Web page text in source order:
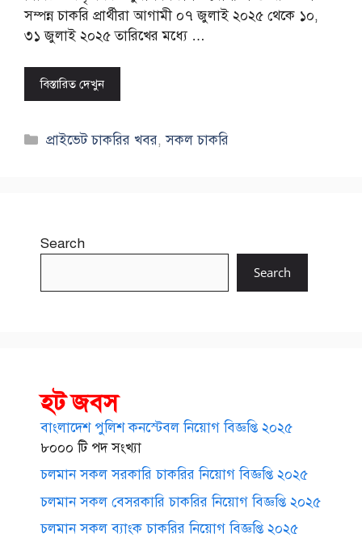
সম্পন্ন চাকরি প্রার্থীরা আগামী ০৭ জুলাই ২০২৫ থেকে ১০,
৩১ জুলাই ২০২৫ তারিখের মধ্যে …
বিস্তারিত দেখুন
Categories
প্রাইভেট চাকরির খবর,সকল চাকরি
Search
Search
হট জবস
বাংলাদেশ পুলিশ কনস্টেবল নিয়োগ বিজ্ঞপ্তি ২০২৫
৮০০০ টি পদ সংখ্যা
চলমান সকল সরকারি চাকরির নিয়োগ বিজ্ঞপ্তি ২০২৫
চলমান সকল বেসরকারি চাকরির নিয়োগ বিজ্ঞপ্তি ২০২৫
চলমান সকল ব্যাংক চাকরির নিয়োগ বিজ্ঞপ্তি ২০২৫